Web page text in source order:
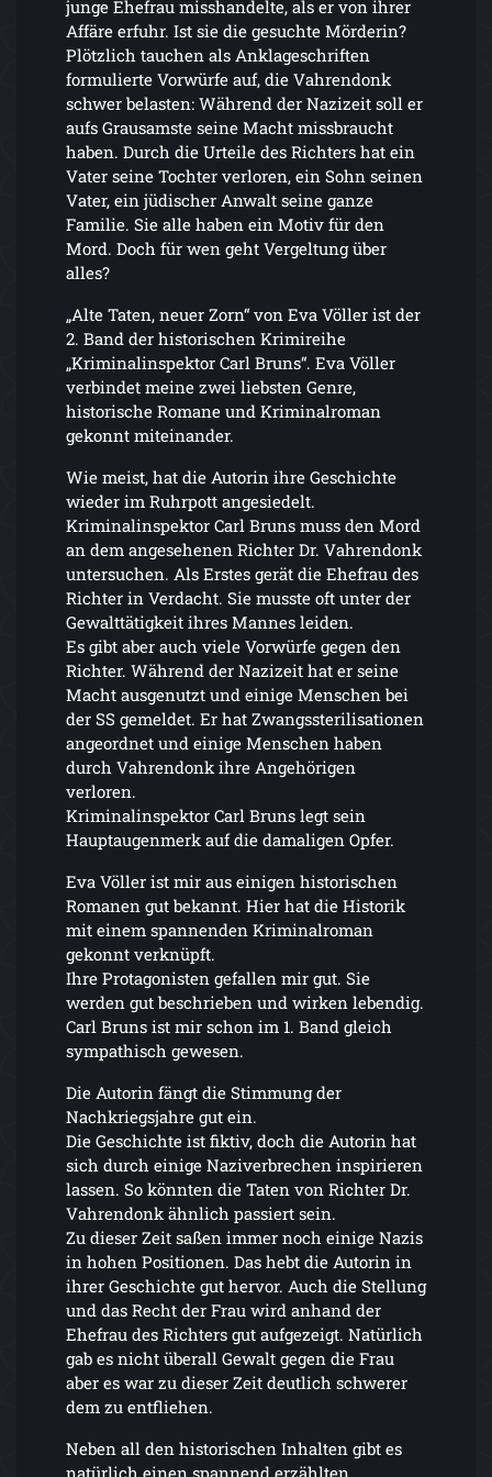
junge Ehefrau misshandelte, als er von ihrer
Affäre erfuhr. Ist sie die gesuchte Mörderin?
Plötzlich tauchen als Anklageschriften
formulierte Vorwürfe auf, die Vahrendonk
schwer belasten: Während der Nazizeit soll er
aufs Grausamste seine Macht missbraucht
haben. Durch die Urteile des Richters hat ein
Vater seine Tochter verloren, ein Sohn seinen
Vater, ein jüdischer Anwalt seine ganze
Familie. Sie alle haben ein Motiv für den
Mord. Doch für wen geht Vergeltung über
alles?
„Alte Taten, neuer Zorn“ von Eva Völler ist der
2. Band der historischen Krimireihe
„Kriminalinspektor Carl Bruns“. Eva Völler
verbindet meine zwei liebsten Genre,
historische Romane und Kriminalroman
gekonnt miteinander.
Wie meist, hat die Autorin ihre Geschichte
wieder im Ruhrpott angesiedelt.
Kriminalinspektor Carl Bruns muss den Mord
an dem angesehenen Richter Dr. Vahrendonk
untersuchen. Als Erstes gerät die Ehefrau des
Richter in Verdacht. Sie musste oft unter der
Gewalttätigkeit ihres Mannes leiden.
Es gibt aber auch viele Vorwürfe gegen den
Richter. Während der Nazizeit hat er seine
Macht ausgenutzt und einige Menschen bei
der SS gemeldet. Er hat Zwangssterilisationen
angeordnet und einige Menschen haben
durch Vahrendonk ihre Angehörigen
verloren.
Kriminalinspektor Carl Bruns legt sein
Hauptaugenmerk auf die damaligen Opfer.
Eva Völler ist mir aus einigen historischen
Romanen gut bekannt. Hier hat die Historik
mit einem spannenden Kriminalroman
gekonnt verknüpft.
Ihre Protagonisten gefallen mir gut. Sie
werden gut beschrieben und wirken lebendig.
Carl Bruns ist mir schon im 1. Band gleich
sympathisch gewesen.
Die Autorin fängt die Stimmung der
Nachkriegsjahre gut ein.
Die Geschichte ist fiktiv, doch die Autorin hat
sich durch einige Naziverbrechen inspirieren
lassen. So könnten die Taten von Richter Dr.
Vahrendonk ähnlich passiert sein.
Zu dieser Zeit saßen immer noch einige Nazis
in hohen Positionen. Das hebt die Autorin in
ihrer Geschichte gut hervor. Auch die Stellung
und das Recht der Frau wird anhand der
Ehefrau des Richters gut aufgezeigt. Natürlich
gab es nicht überall Gewalt gegen die Frau
aber es war zu dieser Zeit deutlich schwerer
dem zu entfliehen.
Neben all den historischen Inhalten gibt es
natürlich einen spannend erzählten